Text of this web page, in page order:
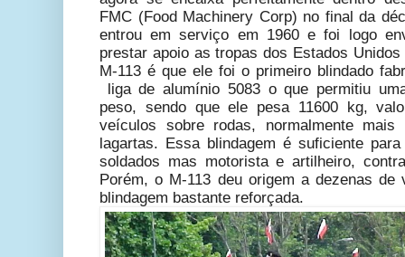
FMC (Food Machinery Corp) no final da
entrou em serviço em 1960 e foi logo
prestar apoio as tropas dos Estados
M-113 é que ele foi o primeiro blindado
liga de alumínio 5083 o que permitiu
peso, sendo que ele pesa 11600 kg,
veículos sobre rodas, normalmente
lagartas. Essa blindagem é suficiente
soldados mas motorista e artilheiro,
Porém, o M-113 deu origem a dezenas de
blindagem bastante reforçada.